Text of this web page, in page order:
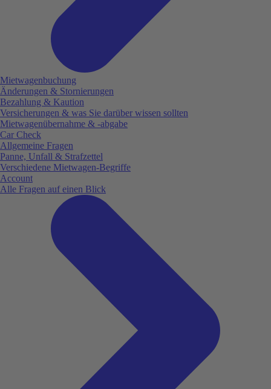
Mietwagenbuchung
Änderungen & Stornierungen
Bezahlung & Kaution
Versicherungen & was Sie darüber wissen sollten
Mietwagenübernahme & -abgabe
Car Check
Allgemeine Fragen
Panne, Unfall & Strafzettel
Verschiedene Mietwagen-Begriffe
Account
Alle Fragen auf einen Blick